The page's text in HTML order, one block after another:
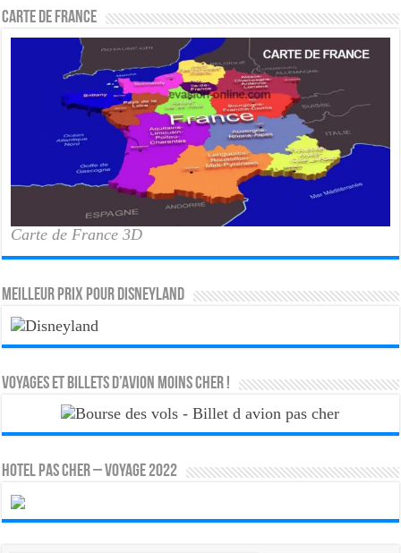
Carte de France
Carte de France 3D
MEILLEUR PRIX POUR DISNEYLAND
Voyages et Billets d’Avion moins cher !
HOTEL PAS CHER – VOYAGE 2022